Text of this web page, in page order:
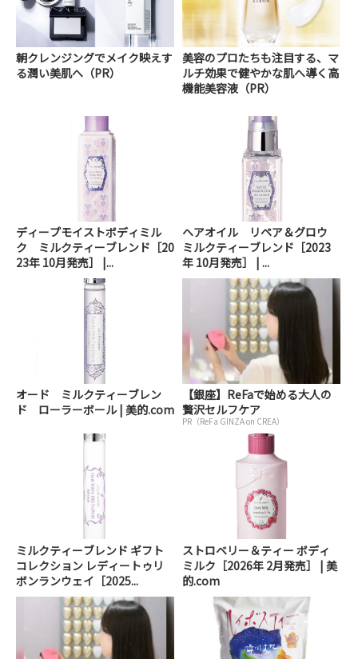
朝クレンジングでメイク映えす
る潤い美肌へ（PR）
美容のプロたちも注目する、マ
ルチ効果で健やかな肌へ導く高
機能美容液（PR）
ディープモイストボディミル
ク ミルクティーブレンド［20
23年 10月発売］ |...
ヘアオイル リペア＆グロウ
ミルクティーブレンド［2023
年 10月発売］ | ...
オード ミルクティーブレン
ド ローラーボール | 美的.com
【銀座】ReFaで始める大人の
贅沢セルフケア
PR（ReFa GINZA on CREA）
ミルクティーブレンド ギフト
コレクション レディートゥリ
ボンランウェイ［2025...
ストロベリー＆ティー ボディ
ミルク［2026年 2月発売］ | 美
的.com